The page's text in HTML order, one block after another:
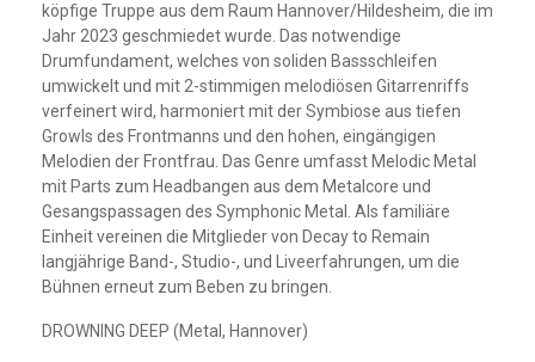
köpfige Truppe aus dem Raum Hannover/Hildesheim, die im
Jahr 2023 geschmiedet wurde. Das notwendige
Drumfundament, welches von soliden Bassschleifen
umwickelt und mit 2-stimmigen melodiösen Gitarrenriffs
verfeinert wird, harmoniert mit der Symbiose aus tiefen
Growls des Frontmanns und den hohen, eingängigen
Melodien der Frontfrau. Das Genre umfasst Melodic Metal
mit Parts zum Headbangen aus dem Metalcore und
Gesangspassagen des Symphonic Metal. Als familiäre
Einheit vereinen die Mitglieder von Decay to Remain
langjährige Band-, Studio-, und Liveerfahrungen, um die
Bühnen erneut zum Beben zu bringen.
DROWNING DEEP (Metal, Hannover)